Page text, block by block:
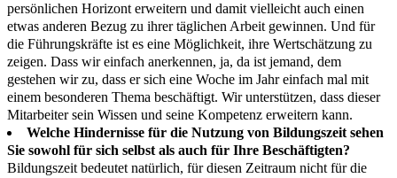
persönlichen Horizont erweitern und damit vielleicht auch einen
etwas anderen Bezug zu ihrer täglichen Arbeit gewinnen. Und für
die Führungskräfte ist es eine Möglichkeit, ihre Wertschätzung zu
zeigen. Dass wir einfach anerkennen, ja, da ist jemand, dem
gestehen wir zu, dass er sich eine Woche im Jahr einfach mal mit
einem besonderen Thema beschäftigt. Wir unterstützen, dass dieser
Mitarbeiter sein Wissen und seine Kompetenz erweitern kann.
Welche Hindernisse für die Nutzung von Bildungszeit sehen
Sie sowohl für sich selbst als auch für Ihre Beschäftigten?
Bildungszeit bedeutet natürlich, für diesen Zeitraum nicht für die